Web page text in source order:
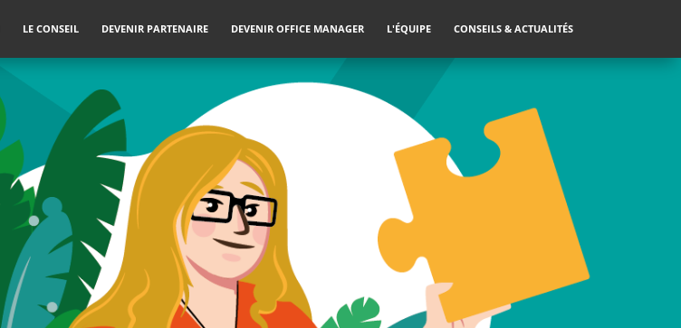
LE CONSEIL DEVENIR PARTENAIRE DEVENIR OFFICE MANAGER L'ÉQUIPE CONSEILS & ACTUALITÉS